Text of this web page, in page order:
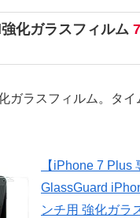
化ガラスフィルム
ガラスフィルム。タイ
【iPhone 7 Plus
GlassGuard
ンチ用 強化ガラ